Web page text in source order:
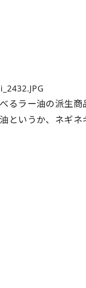
るラー油の派生
というか、ネギ